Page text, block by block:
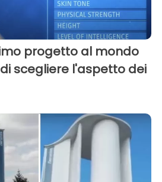
progetto al mondo
scegliere l'aspetto dei